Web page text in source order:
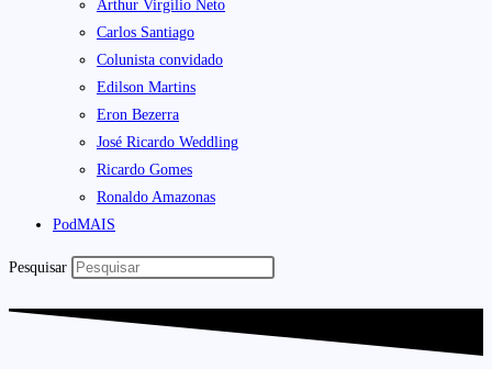
Arthur Virgílio Neto
Carlos Santiago
Colunista convidado
Edilson Martins
Eron Bezerra
José Ricardo Weddling
Ricardo Gomes
Ronaldo Amazonas
PodMAIS
Pesquisar